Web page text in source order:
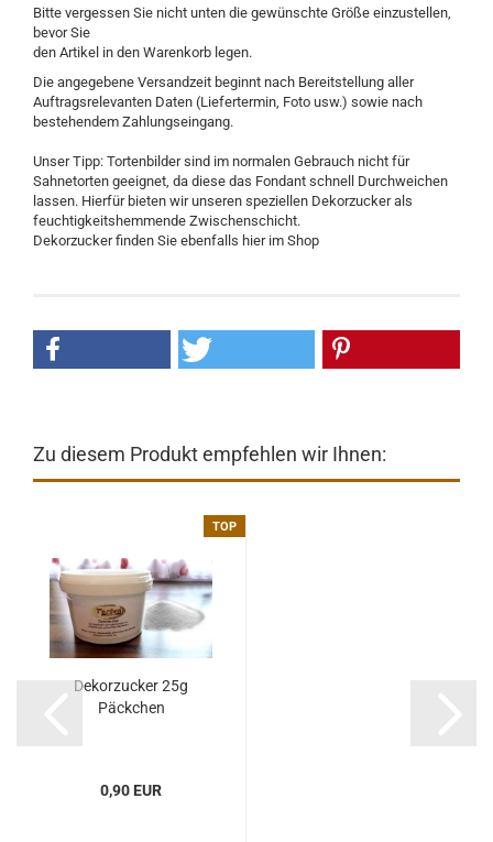
Bitte vergessen Sie nicht unten die gewünschte Größe einzustellen,
bevor Sie
den Artikel in den Warenkorb legen.
Die angegebene Versandzeit beginnt nach Bereitstellung aller
Auftragsrelevanten Daten (Liefertermin, Foto usw.) sowie nach
bestehendem Zahlungseingang.
Unser Tipp: Tortenbilder sind im normalen Gebrauch nicht für
Sahnetorten geeignet, da diese das Fondant schnell Durchweichen
lassen. Hierfür bieten wir unseren speziellen Dekorzucker als
feuchtigkeitshemmende Zwischenschicht.
Dekorzucker finden Sie ebenfalls hier im Shop
Zu diesem Produkt empfehlen wir Ihnen:
TOP
Dekorzucker 25g
Päckchen
0,90 EUR